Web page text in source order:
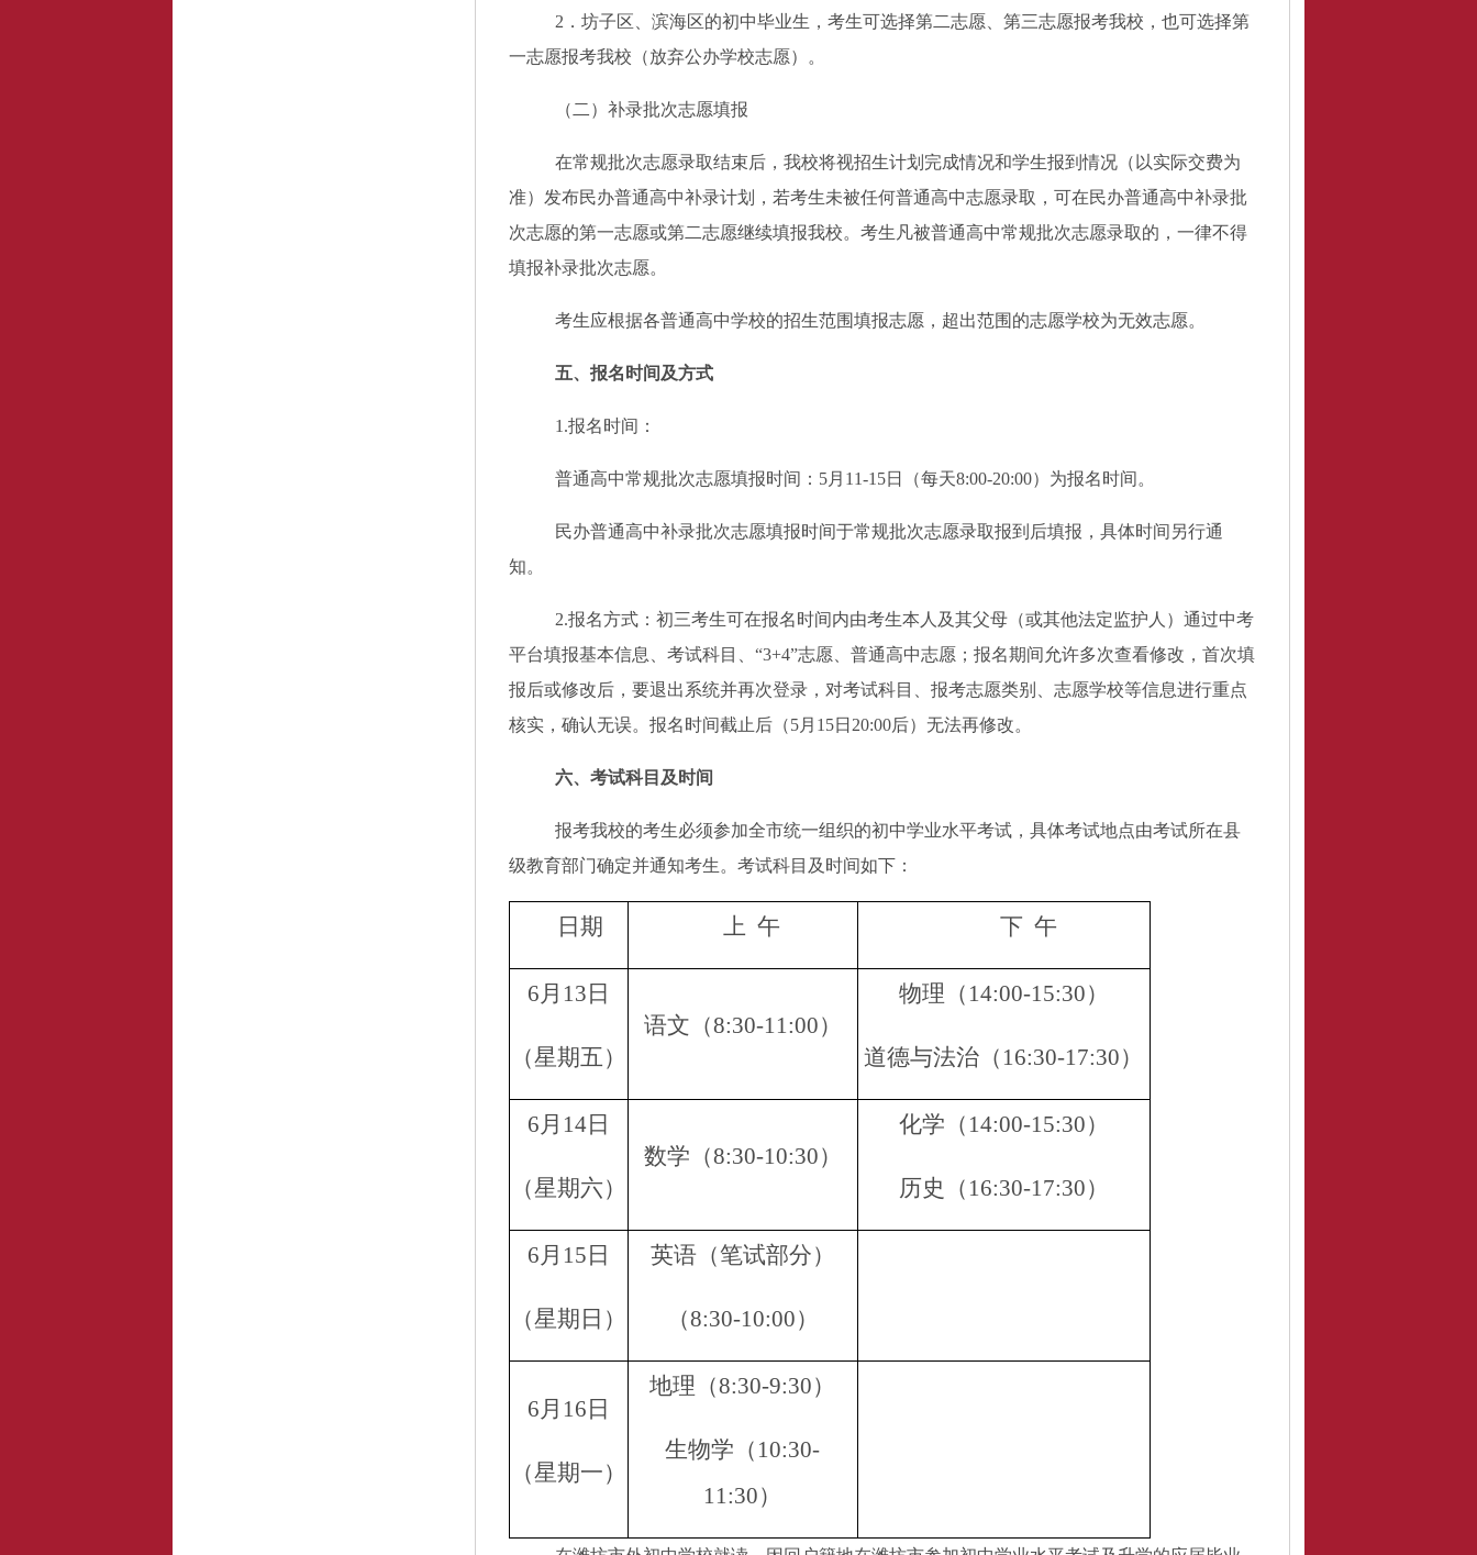
2．坊子区、滨海区的初中毕业生，考生可选择第二志愿、第三志愿报考我校，也可选择第
一志愿报考我校（放弃公办学校志愿）。
（ 二 ）补录批次志愿填报
在常规批次志愿录取结束后，我校将视招生计划完成情况和学生报到情况（以实际交费为
准）发布民办普通高中补录计划，若考生未被任何普通高中志愿录取，可在民办普通高中补录批
次志愿的第一志愿或第二志愿继续填报我校。考生凡被普通高中常规批次志愿录取的，一律不得
填报补录批次志愿。
考生应根据各普通高中学校的招生范围填报志愿，超出范围的志愿学校为无效志愿。
五、报名时间及方式
1.报名时间：
普通高中常规批次志愿填报时间 ： 5月11-15日（每天8:00-20:00）为报名时间 。
民办普通高中补录批次志愿填报时间于常规批次志愿录取报到后填报，具体时间另行通
知。
2.报名方式：初三考生可在报名时间内由考生本人及其父母（或其他法定监护人）通过中考
平台填报基本信息、考试科目
“3+4”志愿、 普通高中志愿；报名期间允许多次查看修改，首次填
报后或修改后，要退出系统并再次登录，对考试科目、报考志愿类别、志愿学校等信息进行重点
核实，确认无误。报名时间截止后（5月15日20:00后）无法再修改。
六、考试科目及时间
报考我校的考生必须参加全市统一组织的初中学业水平考试，具体考试地点由考试所在县
级教育部门确定并通知考生。考试科目及时间如下：
日期 上 午 下 午
6月13日
（星期五）
语文（8:30-11:00）
物理（ 14:00-15:30）
道德与法治（ 16:30-17:30）
6月14日
（星期六）
数学（8:30-10:30）
化学（ 14:00-15:30）
历史（ 16:30-17:30）
6月15日
（星期日）
英语（笔试部分）
（8:30-10:00）
6月16日
（星期一）
地理（8:30-9:30）
生物学 （ 10:30-
11:30）